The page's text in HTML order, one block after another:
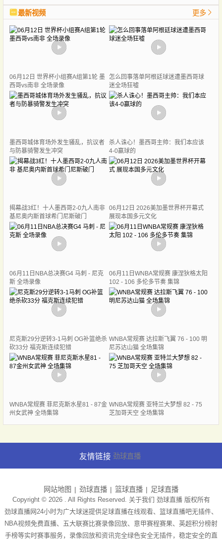
最新视频 更多
06月12日 世界杯小组赛A组第1轮 墨
西哥vs南非 全场录像
怎么回事落单阿根廷球迷遭墨西哥球
迷全场狂嘘
墨西哥城体育场外发生骚乱，抗议者
与防暴骑警发生冲突
杀人诛心！墨西哥主帅：我们本应该
4-0赢球的
揭幕战3红！十人墨西哥2-0九人南非
基尼奥内斯首球希门尼斯破门
06月12日 2026美加墨世界杯开幕式
展现本国多元文化
06月11日NBA总决赛G4 马刺 - 尼克
斯 全场录像
06月11日WNBA常规赛 康涅狄格太阳
102 - 106 多伦多节奏 集锦
尼克斯29分逆转3-1马刺 OG补篮绝杀
砍33分 福克斯连续犯错
WNBA常规赛 达拉斯飞翼 76 - 100 明
尼苏达山猫 全场集锦
WNBA常规赛 菲尼克斯水星81 - 87金
州女武神 全场集锦
WNBA常规赛 亚特兰大梦想 82 - 75
芝加哥天空 全场集锦
友情链接 劲球直播
网站地图 劲球直播 篮球直播 足球直播
Copyright © 2026 . All Rights Reserved. 关于我们 劲球直播版权所有
劲球直播网24小时为广大球迷提供足球直播在线观看、篮球直播吧无插件、
NBA视频免费直播、五大联赛比赛录像回放、意甲赛程赛果、英超积分榜射
手榜等实时赛事服务，录像回放和资讯完全绿色安全无插件，稳定安全的直